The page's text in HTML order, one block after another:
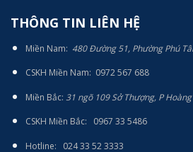
THÔNG TIN LIÊN HỆ
Miền Nam: 480 Đường 51, Phường Phú
CSKH Miền Nam: 0972 567 688
Miền Bắc: 31 ngõ 109 Sở Thượng, P
CSKH Miền Bắc: 0967 33 5486
Hotline: 024 33 52 3333